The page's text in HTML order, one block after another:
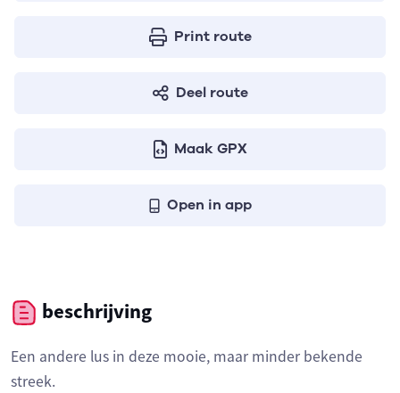
Print route
Deel route
Maak GPX
Open in app
beschrijving
Een andere lus in deze mooie, maar minder bekende
streek.